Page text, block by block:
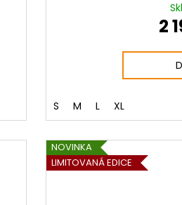
2
S M L XL
NOVINKA
LIMITOVANÁ EDICE